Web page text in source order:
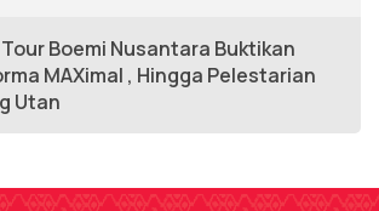
Tour Boemi Nusantara Buktikan
MAXimal , Hingga Pelestarian
Utan